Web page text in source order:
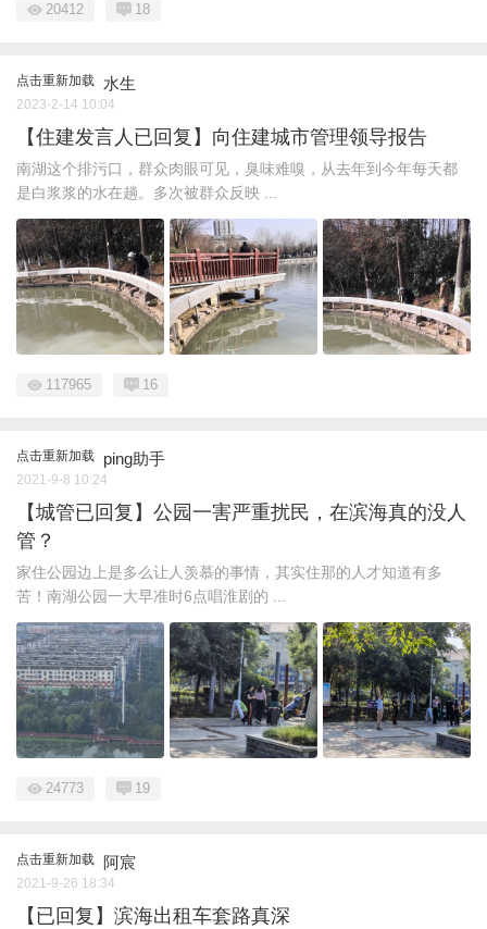
20412 18
点击重新加载 水生
2023-2-14 10:04
【住建发言人已回复】向住建城市管理领导报告
南湖这个排污口，群众肉眼可见，臭味难嗅，从去年到今年每天都
是白浆浆的水在趟。多次被群众反映 ...
117965 16
点击重新加载 ping助手
2021-9-8 10:24
【城管已回复】公园一害严重扰民，在滨海真的没人
管？
家住公园边上是多么让人羡慕的事情，其实住那的人才知道有多
苦！南湖公园一大早准时6点唱淮剧的 ...
24773 19
点击重新加载 阿宸
2021-9-26 18:34
【已回复】滨海出租车套路真深